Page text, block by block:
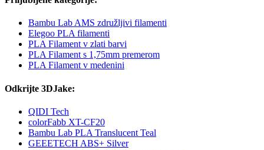
Bambu Lab AMS združljivi filamenti
Elegoo PLA filamenti
PLA Filament v zlati barvi
PLA Filament s 1,75mm premerom
PLA Filament v medenini
Odkrijte 3DJake:
QIDI Tech
colorFabb XT-CF20
Bambu Lab PLA Translucent Teal
GEEETECH ABS+ Silver